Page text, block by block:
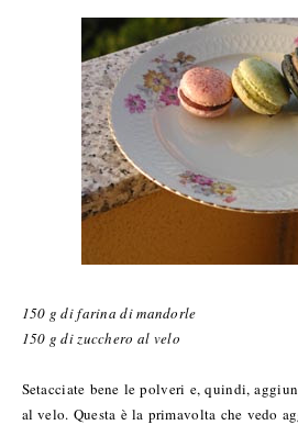
150 g di farina di mandorle
150 g di zucchero al velo
Setacciate bene le polveri e, quindi,
al velo. Questa è la primavolta che vedo